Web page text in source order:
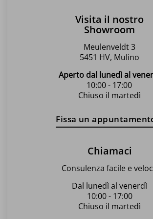
Visita il nostro
Showroom
Meulenveldt 3
5451 HV, Mulino
Aperto dal lunedì al
10:00 - 17:00
Chiuso il martedì
Fissa un
Chiamaci
Consulenza facile e
Dal lunedì al venerdì
10:00 - 17:00
Chiuso il martedì